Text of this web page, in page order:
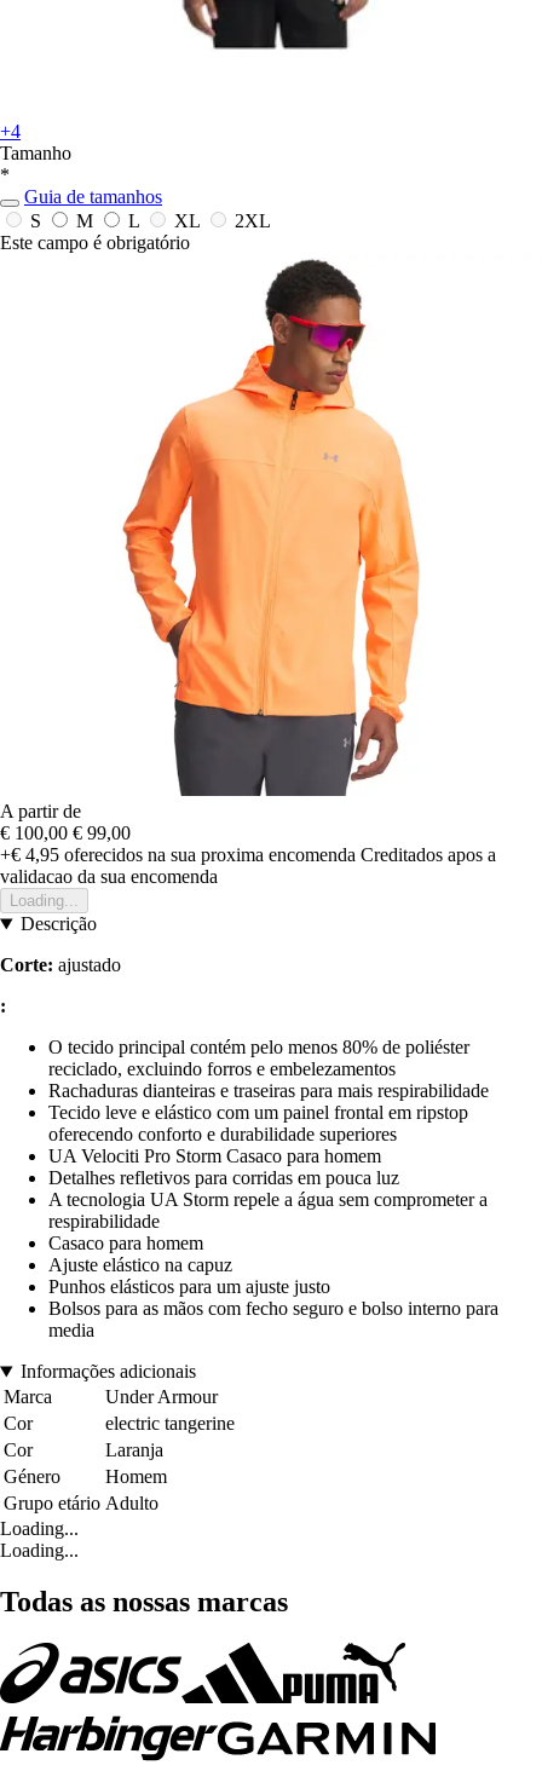
+4
Tamanho
*
Guia de tamanhos
S
M L XL
2XL
Este campo é obrigatório
A partir de
€ 100,00 € 99,00
+€ 4,95 oferecidos na sua proxima encomenda Creditados apos a
validacao da sua encomenda
Loading...
Descrição
Corte: ajustado
:
O tecido principal contém pelo menos 80% de poliéster
reciclado, excluindo forros e embelezamentos
Rachaduras dianteiras e traseiras para mais respirabilidade
Tecido leve e elástico com um painel frontal em ripstop
oferecendo conforto e durabilidade superiores
UA Velociti Pro Storm Casaco para homem
Detalhes refletivos para corridas em pouca luz
A tecnologia UA Storm repele a água sem comprometer a
respirabilidade
Casaco para homem
Ajuste elástico na capuz
Punhos elásticos para um ajuste justo
Bolsos para as mãos com fecho seguro e bolso interno para
media
Informações adicionais
Marca
Under Armour
Cor
electric tangerine
Cor
Laranja
Género
Homem
Grupo etário Adulto
Loading...
Loading...
Todas as nossas marcas